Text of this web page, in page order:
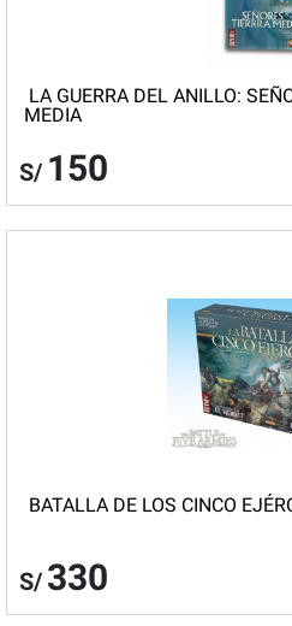
LA GUERRA DEL ANILLO:
MEDIA
S/ 150
BATALLA DE LOS CINCO
S/ 330